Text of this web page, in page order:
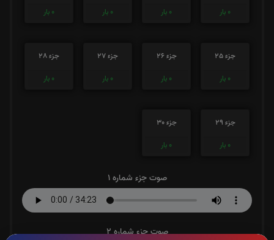
0 بار
0 بار
0 بار
0 بار
جزء 25
0 بار
جزء 26
0 بار
جزء 27
0 بار
جزء 28
0 بار
جزء 29
0 بار
جزء 30
0 بار
صوت جزء شماره 1
صوت جزء شماره 2